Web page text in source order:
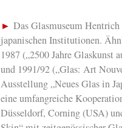
► Das Glasmuseum
japanischen Institutionen.
1987 („2500 Jahre Glaskunst
und 1991/92 („Glas: Art
Ausstellung „Neues Glas in
eine umfangreiche
Düsseldorf, Corning (USA)